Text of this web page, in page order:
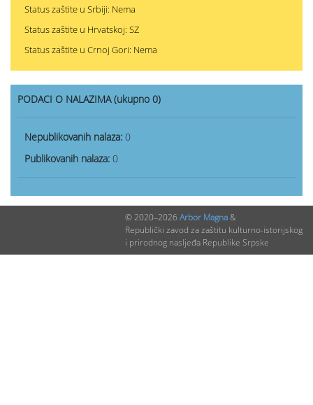
Status zaštite u Srbiji: Nema
Status zaštite u Hrvatskoj: SZ
Status zaštite u Crnoj Gori: Nema
PODACI O NALAZIMA (ukupno 0)
Nepublikovanih nalaza: 0
Publikovanih nalaza: 0
© 2020–2026 Arbor Magna&
Republički zavod za zaštitu kulturno-istorijskog
i prirodnog nasljeđa Republike Srpske